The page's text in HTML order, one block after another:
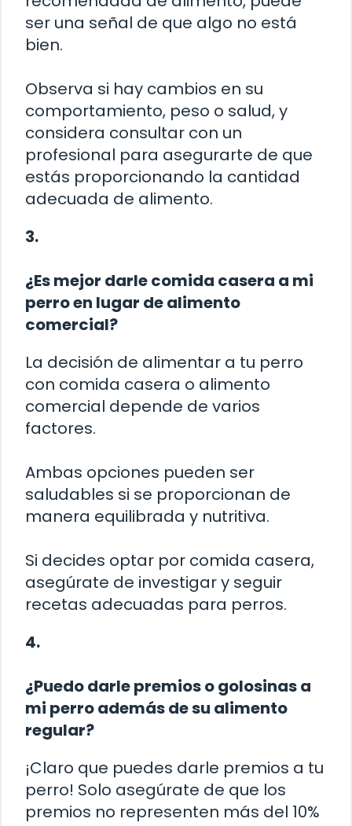
ser una señal de que algo no está
bien.
Observa si hay cambios en su
comportamiento, peso o salud, y
considera consultar con un
profesional para asegurarte de que
estás proporcionando la cantidad
adecuada de alimento.
3.
¿Es mejor darle comida casera a mi
perro en lugar de alimento
comercial?
La decisión de alimentar a tu perro
con comida casera o alimento
comercial depende de varios
factores.
Ambas opciones pueden ser
saludables si se proporcionan de
manera equilibrada y nutritiva.
Si decides optar por comida casera,
asegúrate de investigar y seguir
recetas adecuadas para perros.
4.
¿Puedo darle premios o golosinas a
mi perro además de su alimento
regular?
¡Claro que puedes darle premios a tu
perro! Solo asegúrate de que los
premios no representen más del 10%